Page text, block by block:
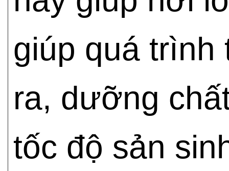
giúp quá trình
ra, dưỡng
tốc độ sản